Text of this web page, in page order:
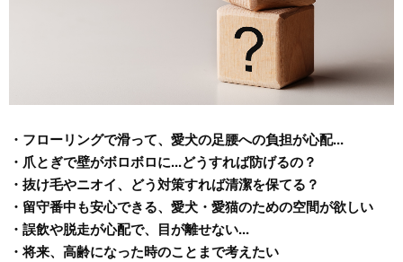
・フローリングで滑って、愛犬の足腰への負担が心配...
・爪とぎで壁がボロボロに...どうすれば防げるの？
・抜け毛やニオイ、どう対策すれば清潔を保てる？
・留守番中も安心できる、愛犬・愛猫のための空間が欲しい
・誤飲や脱走が心配で、目が離せない...
・将来、高齢になった時のことまで考えたい